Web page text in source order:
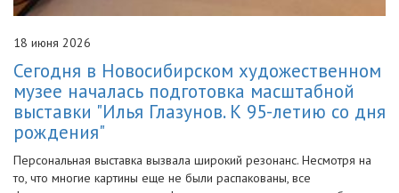
18 июня 2026
Сегодня в Новосибирском художественном
музее началась подготовка масштабной
выставки "Илья Глазунов. К 95-летию со дня
рождения"
Персональная выставка вызвала широкий резонанс. Несмотря на
то, что многие картины еще не были распакованы, все